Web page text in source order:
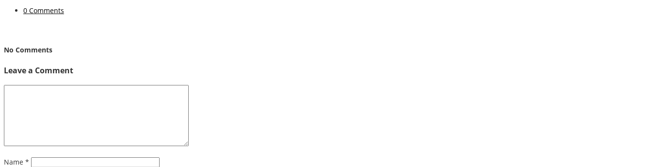
0 Comments
No Comments
Leave a Comment
Name *